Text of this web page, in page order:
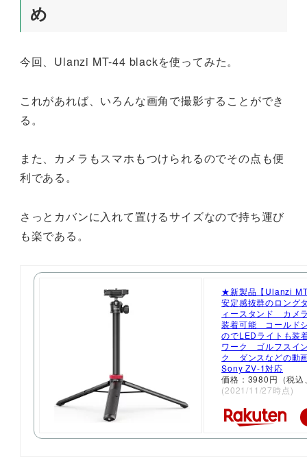
め
今回、Ulanzi MT-44 blackを使ってみた。
これがあれば、いろんな画角で撮影することができ
る。
また、カメラもスマホもつけられるのでその点も便
利である。
さっとカバンに入れて置けるサイズなので持ち運び
も楽である。
★新製品【Ulanzi
安定感抜群のロング
ィースタンド カメ
装着可能 コールド
のでLEDライトも
ワーク ゴルフスイ
ク ダンスなどの動
Sony ZV-1対応
価格：3980円（税込
(2021/11/27時点)